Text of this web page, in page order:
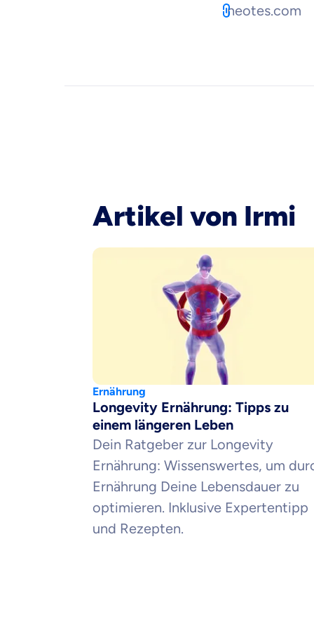
neotes.com
Artikel von Irmi
Ernährung
Longevity Ernährung: Tipps zu
einem längeren Leben
Dein Ratgeber zur Longevity
Ernährung: Wissenswertes, um
Ernährung Deine Lebensdauer zu
optimieren. Inklusive Expertentipp
und Rezepten.
Objektive und
Wir möchten, dass